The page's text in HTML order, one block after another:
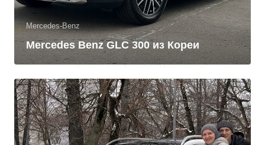
Mercedes-Benz
Mercedes Benz GLC 300 из Кореи